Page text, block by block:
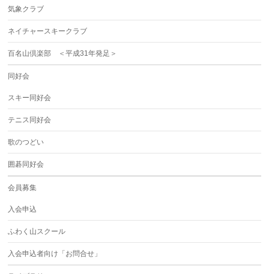
気象クラブ
ネイチャースキークラブ
百名山倶楽部 ＜平成31年発足＞
同好会
スキー同好会
テニス同好会
歌のつどい
囲碁同好会
会員募集
入会申込
ふわく山スクール
入会申込者向け「お問合せ」